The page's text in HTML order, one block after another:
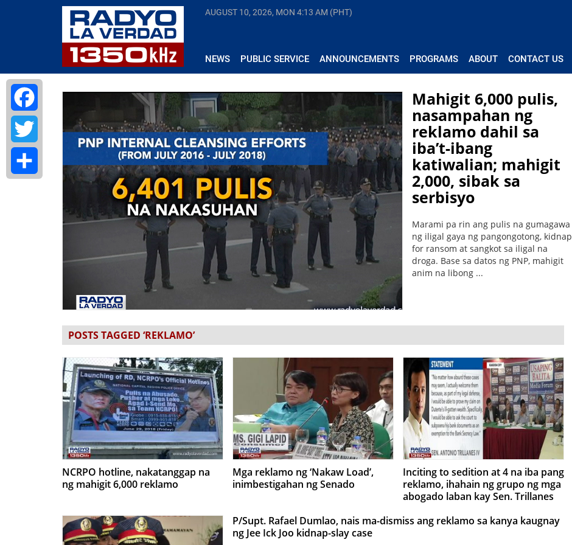
AUGUST 10, 2026, MON 4:13 AM (PHT)
NEWS PUBLIC SERVICE ANNOUNCEMENTS PROGRAMS ABOUT CONTACT US
Mahigit 6,000 pulis,
nasampahan ng
reklamo dahil sa
iba’t-ibang
katiwalian; mahigit
2,000, sibak sa
serbisyo
Marami pa rin ang pulis na gumagawa
ng iligal gaya ng pangongotong, kidnap
for ransom at sangkot sa iligal na
droga. Base sa datos ng PNP, mahigit
anim na libong ...
POSTS TAGGED ‘REKLAMO’
NCRPO hotline, nakatanggap na
ng mahigit 6,000 reklamo
Mga reklamo ng ‘Nakaw Load’,
inimbestigahan ng Senado
Inciting to sedition at 4 na iba pang
reklamo, ihahain ng grupo ng mga
abogado laban kay Sen. Trillanes
P/Supt. Rafael Dumlao, nais ma-dismiss ang reklamo sa kanya kaugnay
ng Jee Ick Joo kidnap-slay case
Facebook
Twitter